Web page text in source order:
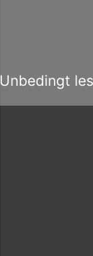
Unbedingt